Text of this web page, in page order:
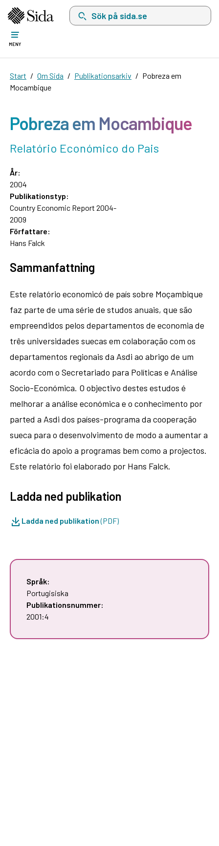
Sök på sida.se, sökförslag kommer att visas
MENY
Start Om Sida Publikationsarkiv
Pobreza em
Mocambique
Pobreza em Mocambique
Relatório Económico do Pais
År:
2004
Publikationstyp:
Country Economic Report 2004-
2009
Författare:
Hans Falck
Sammanfattning
Este relatório economicó de país sobre Moçambique
faz parte de uma série de studos anuais, que são
empreendidos pelos departamentos de economia de
três universidades suecas em colaboração com os
departamentos regionais da Asdi ao abrigo de um
acordo com o Secretariado para Políticas e Análise
Socio-Económica. O objectivo destes estudos é
melhorar a análise económica e o conhecimento por
parted a Asdi dos países-programa da cooperação
sueca para o desenvolvimento de modo a aumentar a
eficácia do apoio a programas bem como a projectos.
Este relatório foi elaborado por Hans Falck.
Ladda ned publikation
Ladda ned publikation(PDF)
Språk:
Portugisiska
Publikationsnummer:
2001:4